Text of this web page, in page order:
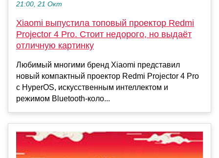
21:00, 21 Окт
Xiaomi выпустила топовый проектор Redmi
Projector 4 Pro. Стоит недорого, но выдаёт
отличную картинку
Любимый многими бренд Xiaomi представил
новый компактный проектор Redmi Projector 4 Pro
с HyperOS, искусственным интеллектом и
режимом Bluetooth-коло...